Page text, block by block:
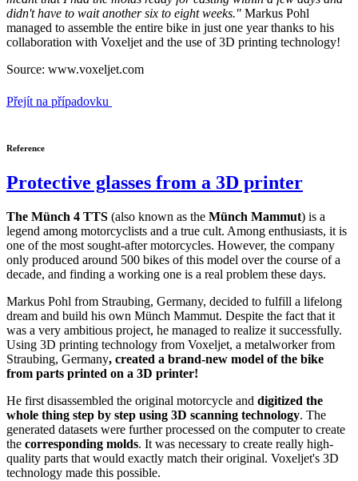
didn't have to wait another six to eight weeks." Markus Pohl
managed to assemble the entire bike in just one year thanks to his
collaboration with Voxeljet and the use of 3D printing technology!
Source: www.voxeljet.com
Přejít na případovku
Reference
Protective glasses from a 3D printer
The Münch 4 TTS (also known as the Münch Mammut) is a
legend among motorcyclists and a true cult. Among enthusiasts, it is
one of the most sought-after motorcycles. However, the company
only produced around 500 bikes of this model over the course of a
decade, and finding a working one is a real problem these days.
Markus Pohl from Straubing, Germany, decided to fulfill a lifelong
dream and build his own Münch Mammut. Despite the fact that it
was a very ambitious project, he managed to realize it successfully.
Using 3D printing technology from Voxeljet, a metalworker from
Straubing, Germany, created a brand-new model of the bike
from parts printed on a 3D printer!
He first disassembled the original motorcycle and digitized the
whole thing step by step using 3D scanning technology. The
generated datasets were further processed on the computer to create
the corresponding molds. It was necessary to create really high-
quality parts that would exactly match their original. Voxeljet's 3D
technology made this possible.